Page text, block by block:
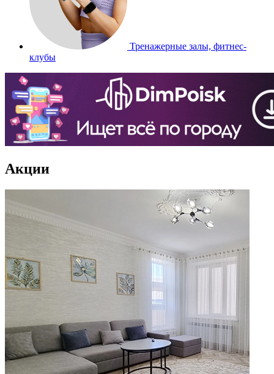
Тренажерные залы, фитнес-
клубы
Акции